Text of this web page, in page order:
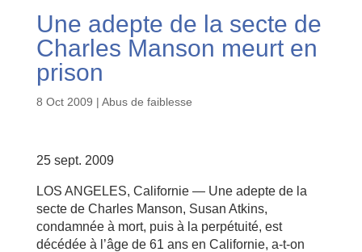
Une adepte de la secte de
Charles Manson meurt en
prison
8 Oct 2009 | Abus de faiblesse
25 sept. 2009
LOS ANGELES, Californie — Une adepte de la
secte de Charles Manson, Susan Atkins,
condamnée à mort, puis à la perpétuité, est
décédée à l’âge de 61 ans en Californie, a-t-on